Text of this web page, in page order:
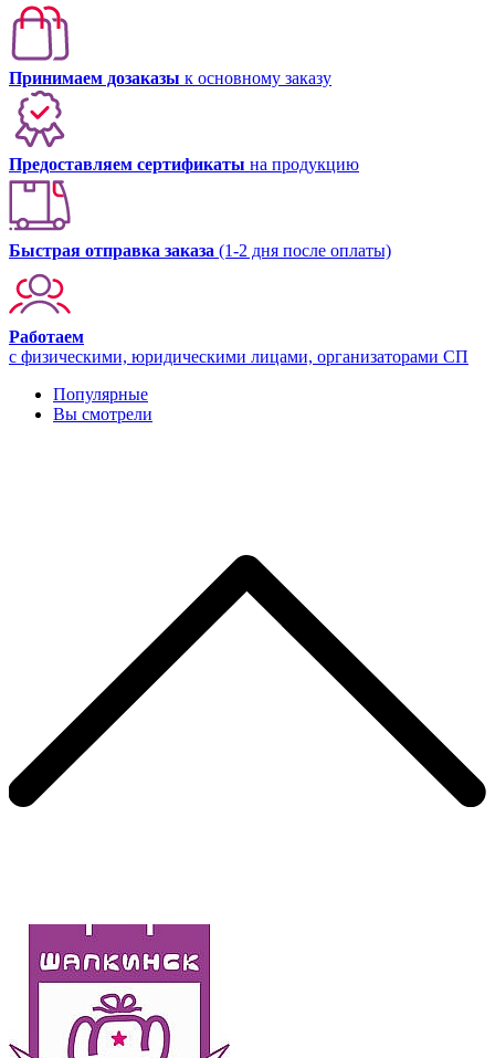
Принимаем дозаказы к основному заказу
Предоставляем сертификаты на продукцию
Быстрая отправка заказа (1-2 дня после оплаты)
Работаем
с физическими, юридическими лицами, организаторами СП
Популярные
Вы смотрели